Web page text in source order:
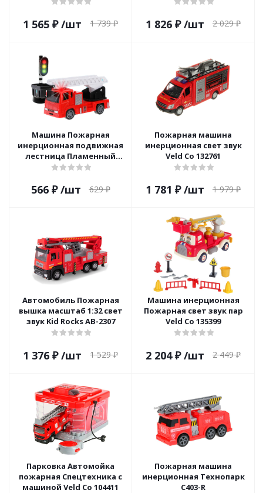
1 565 ₽ /шт 1 739₽ 1 826 ₽ /шт 2 029₽
Машина Пожарная
инерционная подвижная
лестница Пламенный
мотор 870854
566₽ /шт 629₽
Пожарная машина
инерционная свет звук
Veld Co 132761
1 781 ₽ /шт 1 979₽
Автомобиль Пожарная
вышка масштаб 1:32 свет
звук Kid Rocks AB-2307
1 376 ₽ /шт 1 529₽
Машина инерционная
Пожарная свет звук пар
Veld Co 135399
2 204₽ /шт 2 449₽
Парковка Автомойка
пожарная Спецтехника с
машиной Veld Co 104411
Пожарная машина
инерционная Технопарк
C403-R